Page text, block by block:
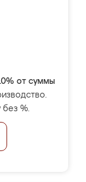
от суммы
без %.